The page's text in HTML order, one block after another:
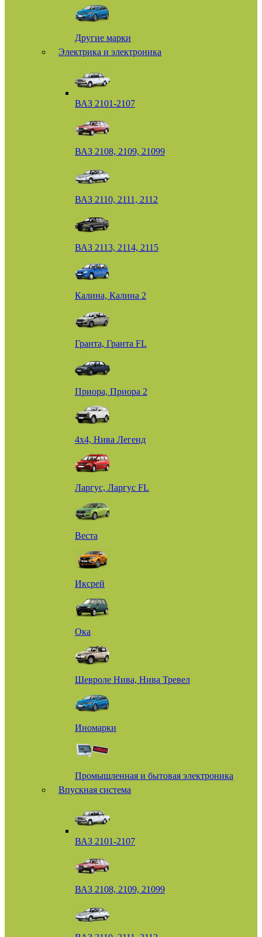
Другие марки
Электрика и электроника
ВАЗ 2101-2107
ВАЗ 2108, 2109, 21099
ВАЗ 2110, 2111, 2112
ВАЗ 2113, 2114, 2115
Калина, Калина 2
Гранта, Гранта FL
Приора, Приора 2
4х4, Нива Легенд
Ларгус, Ларгус FL
Веста
Иксрей
Ока
Шевроле Нива, Нива Тревел
Иномарки
Промышленная и бытовая электроника
Впускная система
ВАЗ 2101-2107
ВАЗ 2108, 2109, 21099